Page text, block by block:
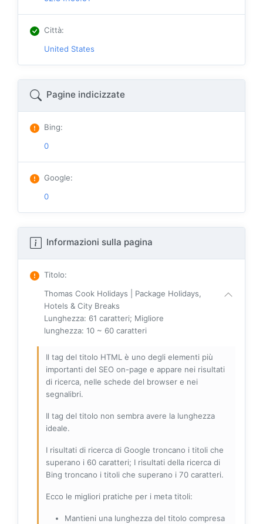
Città:
United States
Pagine indicizzate
Bing:
0
Google:
0
Informazioni sulla pagina
Titolo:
Thomas Cook Holidays | Package Holidays,
Hotels & City Breaks
Lunghezza: 61 caratteri; Migliore
lunghezza: 10 ~ 60 caratteri
Il tag del titolo HTML è uno degli elementi più
importanti del SEO on-page e appare nei risultati
di ricerca, nelle schede del browser e nei
segnalibri.
Il tag del titolo non sembra avere la lunghezza
ideale.
I risultati di ricerca di Google troncano i titoli che
superano i 60 caratteri; I risultati della ricerca di
Bing troncano i titoli che superano i 70 caratteri.
Ecco le migliori pratiche per i meta titoli:
Mantieni una lunghezza del titolo compresa